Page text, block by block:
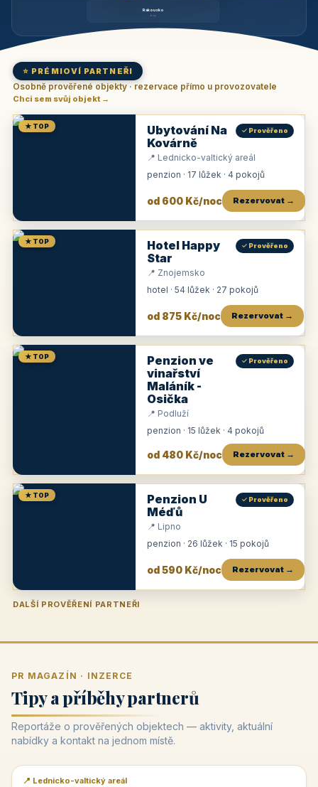
Rakousko
brzy
⭐ PRÉMIOVÍ PARTNEŘI
Osobně prověřené objekty · rezervace přímo u provozovatele
Chci sem svůj objekt →
★ TOP
Ubytování Na
Kovárně
✓ Prověřeno
📍 Lednicko-valtický areál
penzion · 17 lůžek · 4 pokojů
od 600 Kč/noc Rezervovat →
★ TOP
Hotel Happy
Star
✓ Prověřeno
📍 Znojemsko
hotel · 54 lůžek · 27 pokojů
od 875 Kč/noc Rezervovat →
★ TOP
Penzion ve
vinařství
Maláník -
Osička
✓ Prověřeno
📍 Podluží
penzion · 15 lůžek · 4 pokojů
od 480 Kč/noc Rezervovat →
★ TOP
Penzion U
Méďů
✓ Prověřeno
📍 Lipno
penzion · 26 lůžek · 15 pokojů
od 590 Kč/noc Rezervovat →
DALŠÍ PROVĚŘENÍ PARTNEŘI
Penzion U Zámku Pension Faber
PR MAGAZÍN · INZERCE
Tipy a příběhy partnerů
Reportáže o prověřených objektech — aktivity, aktuální
nabídky a kontakt na jednom místě.
📰 PR článek
📍 Lednicko-valtický areál